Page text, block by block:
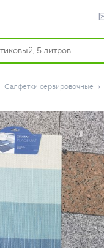
Салфетки сервировочные